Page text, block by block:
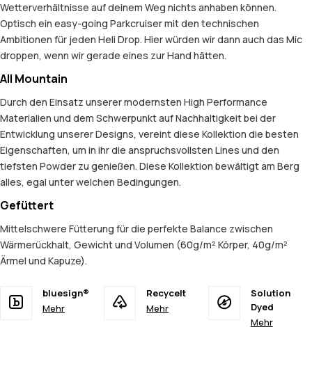
Wetterverhältnisse auf deinem Weg nichts anhaben können.
Optisch ein easy-going Parkcruiser mit den technischen
Ambitionen für jeden Heli Drop. Hier würden wir dann auch das Mic
droppen, wenn wir gerade eines zur Hand hätten.
All Mountain
Durch den Einsatz unserer modernsten High Performance
Materialien und dem Schwerpunkt auf Nachhaltigkeit bei der
Entwicklung unserer Designs, vereint diese Kollektion die besten
Eigenschaften, um in ihr die anspruchsvollsten Lines und den
tiefsten Powder zu genießen. Diese Kollektion bewältigt am Berg
alles, egal unter welchen Bedingungen.
Gefüttert
Mittelschwere Fütterung für die perfekte Balance zwischen
Wärmerückhalt, Gewicht und Volumen (60g/m² Körper, 40g/m²
Ärmel und Kapuze).
bluesign®
Mehr
Recycelt
Mehr
Solution
Dyed
Mehr